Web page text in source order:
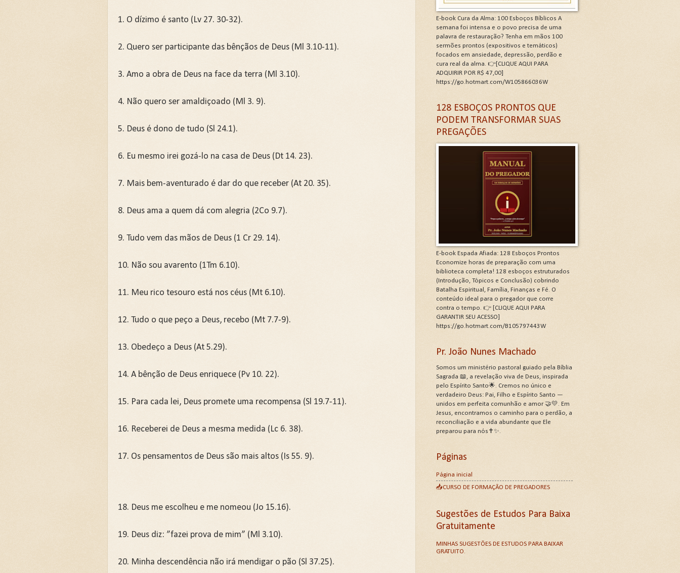
🌧️PRIMEIRA CAMPANHA: Caminhos de Gratidão e Renovação.Clique na letra G
🛡️CAMPANHA: Superando Gigantes da Alma. Clique na letra G
🌧️A IMPORTÂNCIA DA VIDA DA IGREJA PARA A EVANGELIZAÇÃO. Clique na letra G
1. O dízimo é santo (Lv 27. 30-32).
2. Quero ser participante das bênçãos de Deus (Ml 3.10-11).
3. Amo a obra de Deus na face da terra (Ml 3.10).
4. Não quero ser amaldiçoado (Ml 3. 9).
5. Deus é dono de tudo (Sl 24.1).
6. Eu mesmo irei gozá-lo na casa de Deus (Dt 14. 23).
7. Mais bem-aventurado é dar do que receber (At 20. 35).
8. Deus ama a quem dá com alegria (2Co 9.7).
9. Tudo vem das mãos de Deus (1 Cr 29. 14).
10. Não sou avarento (1Tm 6.10).
11. Meu rico tesouro está nos céus (Mt 6.10).
12. Tudo o que peço a Deus, recebo (Mt 7.7-9).
13. Obedeço a Deus (At 5.29).
14. A bênção de Deus enriquece (Pv 10. 22).
15. Para cada lei, Deus promete uma recompensa (Sl 19.7-11).
16. Receberei de Deus a mesma medida (Lc 6. 38).
17. Os pensamentos de Deus são mais altos (Is 55. 9).
18. Deus me escolheu e me nomeou (Jo 15.16).
19. Deus diz: ”fazei prova de mim” (Ml 3.10).
20. Minha descendência não irá mendigar o pão (Sl 37.25).
E-book Cura da Alma: 100 Esboços Bíblicos A
semana foi intensa e o povo precisa de uma
palavra de restauração? Tenha em mãos 100
sermões prontos (expositivos e temáticos)
focados em ansiedade, depressão, perdão e
cura real da alma. 👉[CLIQUE AQUI PARA
ADQUIRIR POR R$ 47,00]
https://go.hotmart.com/W105866036W
128 ESBOÇOS PRONTOS QUE
PODEM TRANSFORMAR SUAS
PREGAÇÕES
E-book Espada Afiada: 128 Esboços Prontos
Economize horas de preparação com uma
biblioteca completa! 128 esboços estruturados
(Introdução, Tópicos e Conclusão) cobrindo
Batalha Espiritual, Família, Finanças e Fé. O
conteúdo ideal para o pregador que corre
contra o tempo. 👉 [CLIQUE AQUI PARA
GARANTIR SEU ACESSO]
https://go.hotmart.com/B105797443W
Pr. João Nunes Machado
Somos um ministério pastoral guiado pela Bíblia
Sagrada 📖, a revelação viva de Deus, inspirada
pelo Espírito Santo🌟. Cremos no único e
verdadeiro Deus: Pai, Filho e Espírito Santo —
unidos em perfeita comunhão e amor 🤝💛. Em
Jesus, encontramos o caminho para o perdão, a
reconciliação e a vida abundante que Ele
preparou para nós✝️✨.
Páginas
Página inicial
📥CURSO DE FORMAÇÃO DE PREGADORES
Sugestões de Estudos Para Baixa
Gratuitamente
MINHAS SUGESTÕES DE ESTUDOS PARA BAIXAR
GRATUITO.